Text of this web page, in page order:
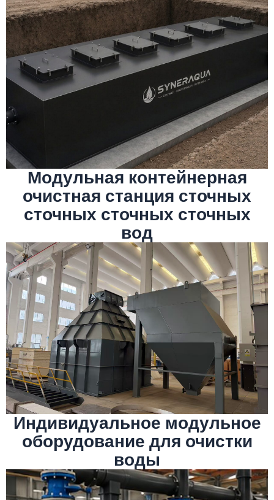
Модульная контейнерная очистная станция
интегрирует полный процесс очистки в
стандартные размеры контейнеров, что
позволяет осуществлять изготовление в
цех, интегрированный транспорт и
быструю установку на месте.
Подробнее
Модульная контейнерная
очистная станция сточных
сточных сточных сточных
вод
Инженерные модульные решения для
промышленных, муниципальных и
инфраструктурных проектов очистки воды
Подробнее
Индивидуальное модульное
оборудование для очистки
воды
Подробнее